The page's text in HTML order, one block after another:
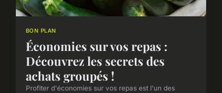
BON PLAN
Économies sur vos repas :
Découvrez les secrets des
achats groupés !
Profiter d'économies sur vos repas est l'un des